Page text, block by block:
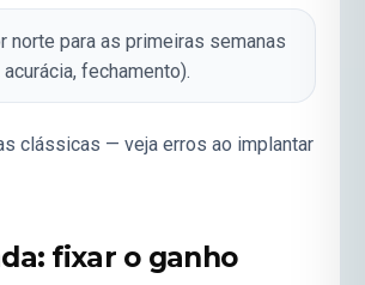
norte para as primeiras semanas
fechamento).
clássicas — veja erros ao implantar
fixar o ganho